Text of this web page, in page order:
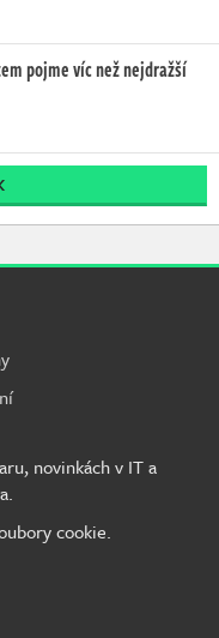
pojme víc než nejdražší
novinkách v IT a
cookie.